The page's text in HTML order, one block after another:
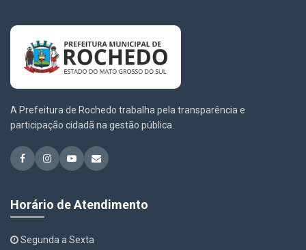
A Prefeitura de Rochedo trabalha pela transparência e
participação cidadã na gestão pública.
Horário de Atendimento
Segunda a Sexta